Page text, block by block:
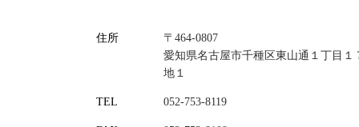
住所
〒464-0807
愛知県名古屋市千種区東山通１丁目１
地１
TEL 052-753-8119